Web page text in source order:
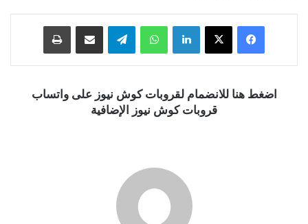
فيسبوك ‫X لينكدإن واتساب تيلقرام
اضغط هنا للانضمام لقروبات كوش نيوز على واتساب
قروبات كوش نيوز الإضافية